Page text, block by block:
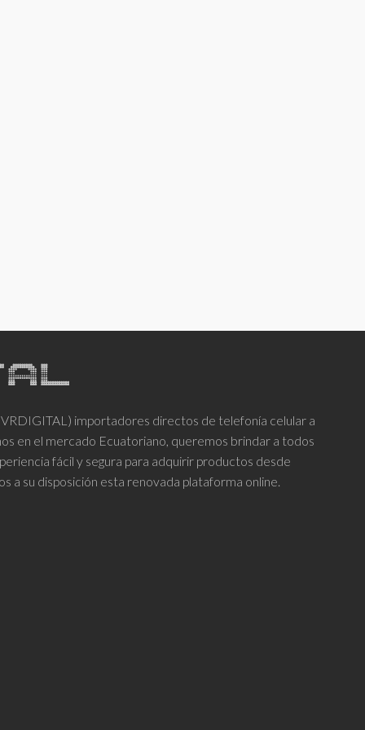
importadores directos de telefonía celular a
en el mercado Ecuatoriano, queremos brindar a todos
fácil y segura para adquirir productos desde
a su disposición esta renovada plataforma online.